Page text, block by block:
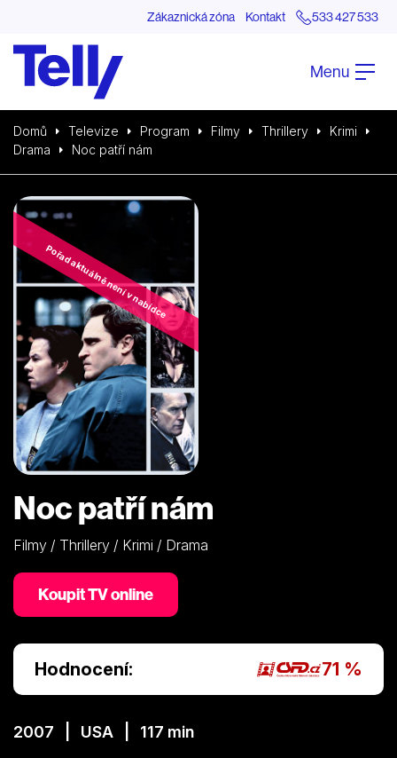
Zákaznická zóna Kontakt 533 427 533
Menu
Domů Televize Program Filmy Thrillery
Krimi
Drama
Noc patří nám
Pořad aktuálně není v nabídce
Noc patří nám
Filmy / Thrillery / Krimi / Drama
Koupit TV online
Hodnocení: 71 %
2007 | USA | 117 min